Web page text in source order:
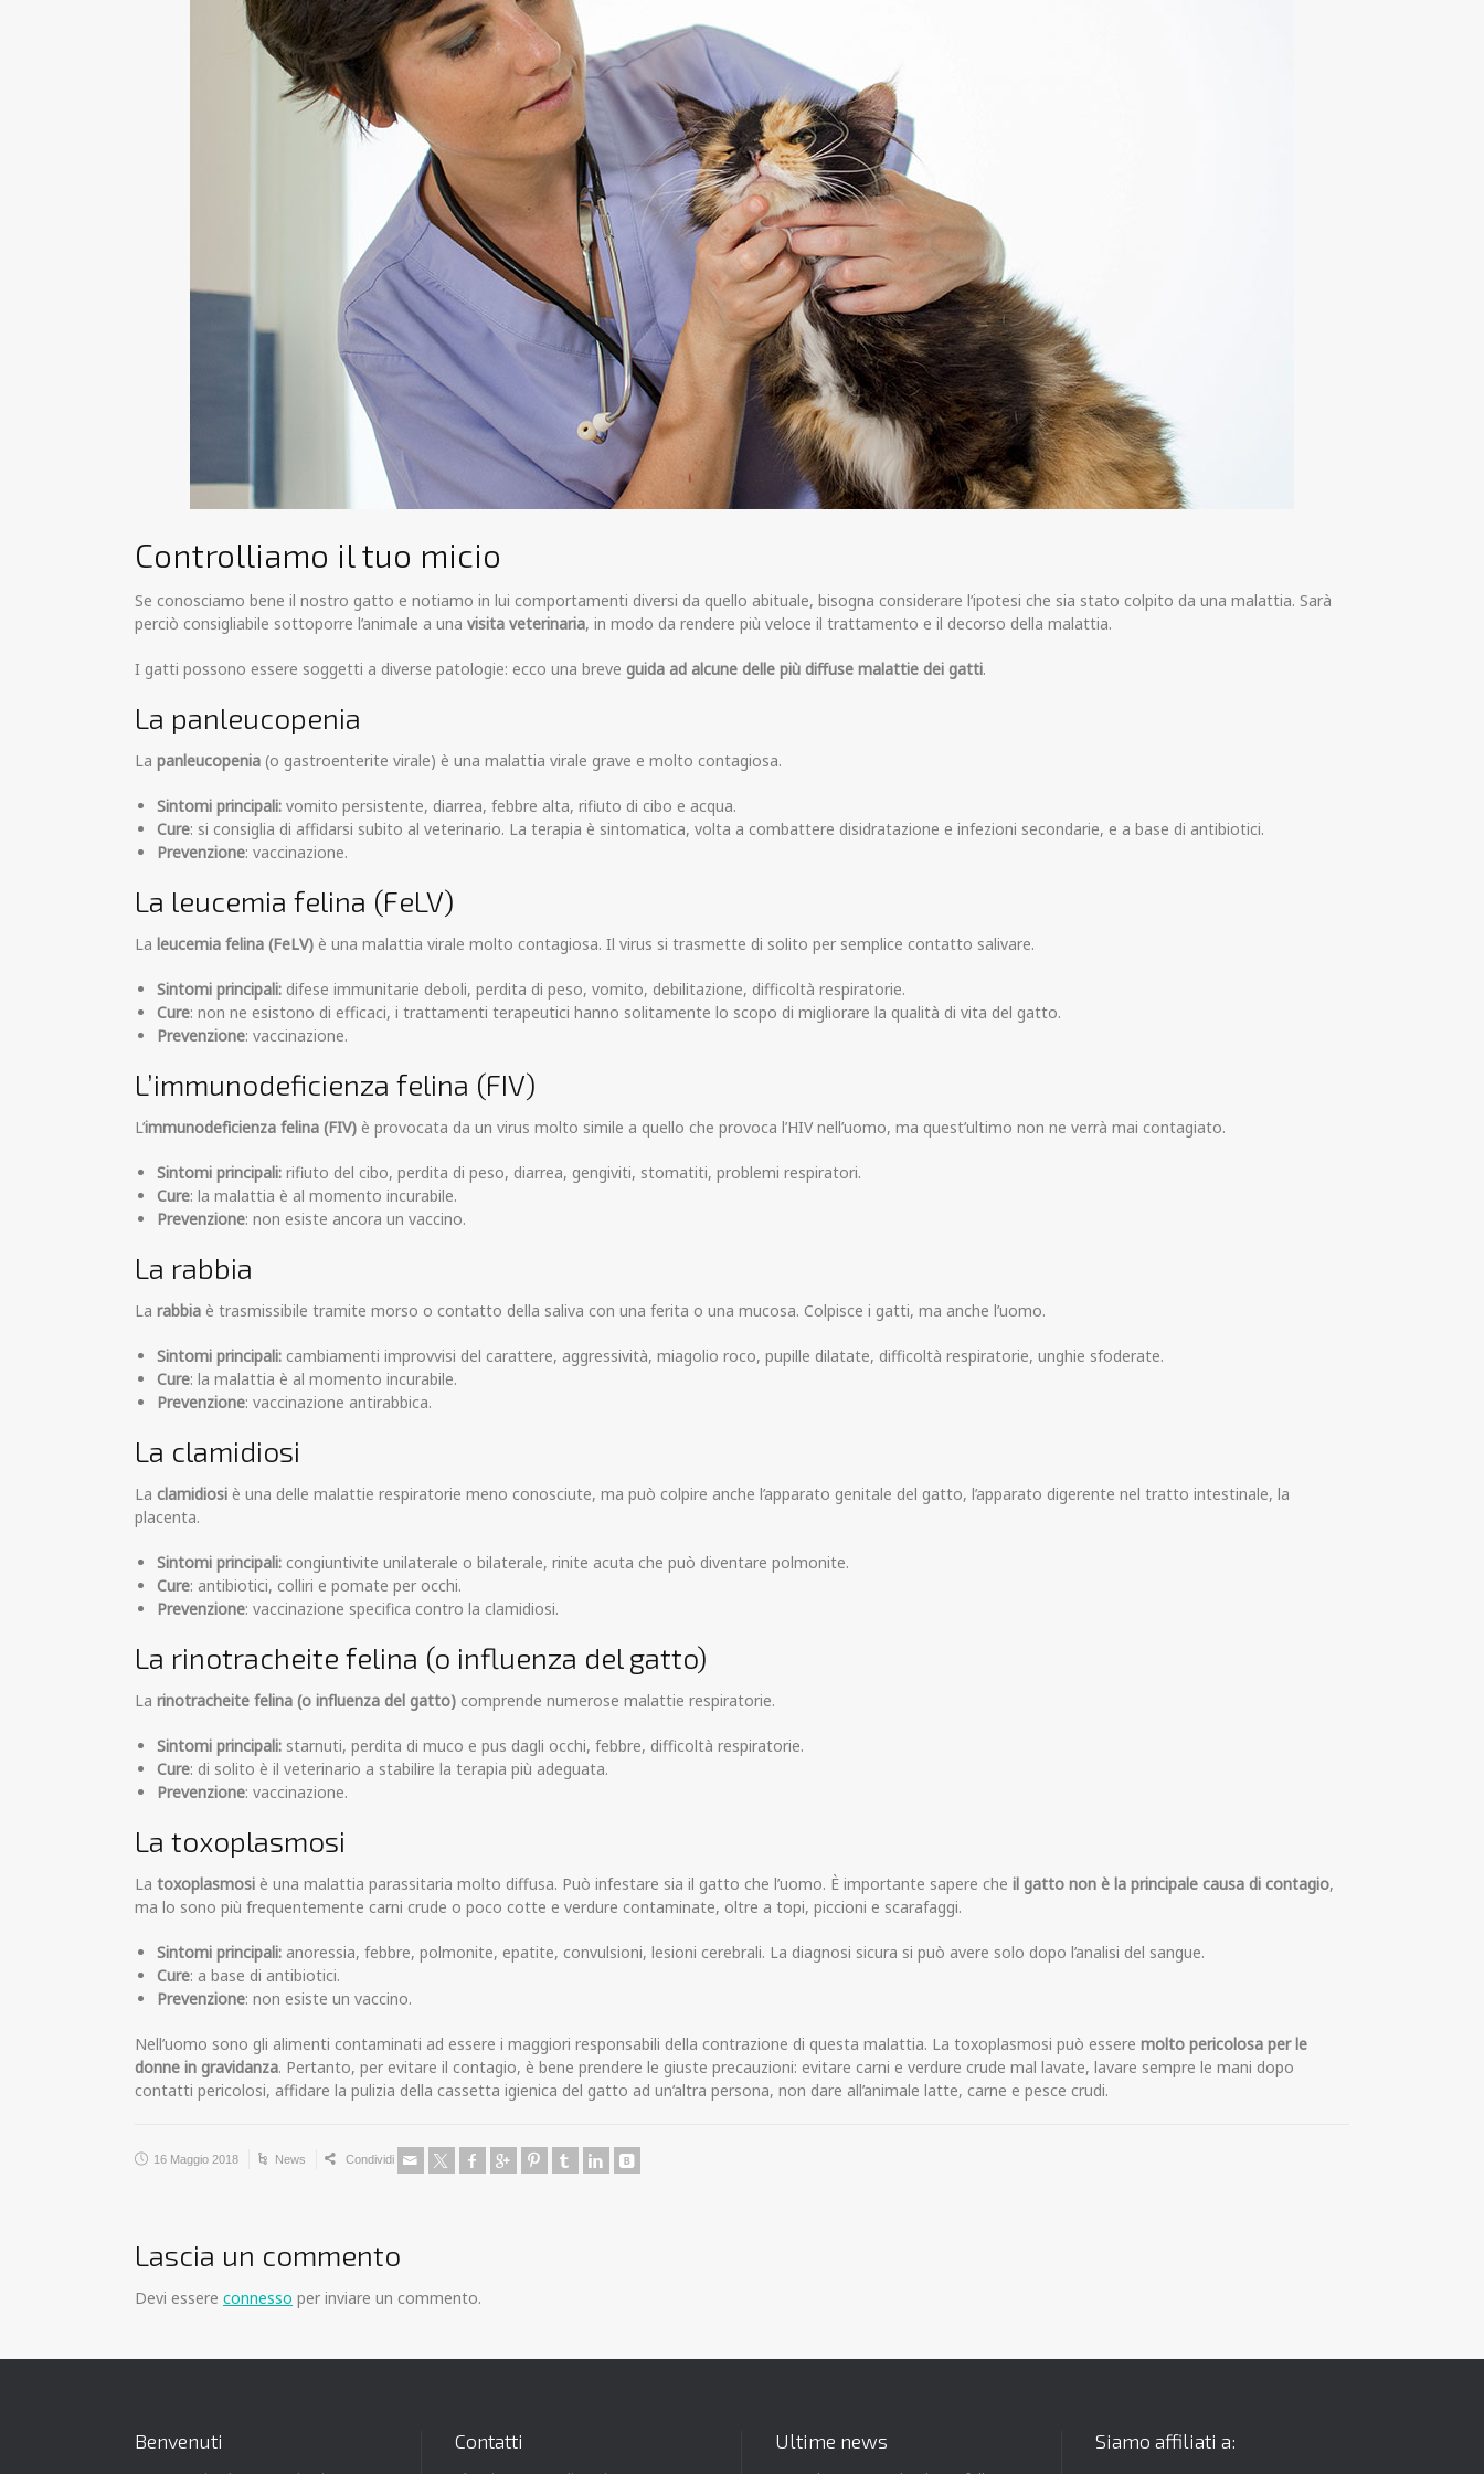
Controlliamo il tuo micio
Se conosciamo bene il nostro gatto e notiamo in lui comportamenti diversi da quello abituale, bisogna considerare l’ipotesi che sia stato colpito da una malattia. Sarà
perciò consigliabile sottoporre l’animale a una visita veterinaria, in modo da rendere più veloce il trattamento e il decorso della malattia.
I gatti possono essere soggetti a diverse patologie: ecco una breve guida ad alcune delle più diffuse malattie dei gatti.
La panleucopenia
La panleucopenia (o gastroenterite virale) è una malattia virale grave e molto contagiosa.
Sintomi principali: vomito persistente, diarrea, febbre alta, rifiuto di cibo e acqua.
Cure: si consiglia di affidarsi subito al veterinario. La terapia è sintomatica, volta a combattere disidratazione e infezioni secondarie, e a base di antibiotici.
Prevenzione: vaccinazione.
La leucemia felina (FeLV)
La leucemia felina (FeLV) è una malattia virale molto contagiosa. Il virus si trasmette di solito per semplice contatto salivare.
Sintomi principali: difese immunitarie deboli, perdita di peso, vomito, debilitazione, difficoltà respiratorie.
Cure: non ne esistono di efficaci, i trattamenti terapeutici hanno solitamente lo scopo di migliorare la qualità di vita del gatto.
Prevenzione: vaccinazione.
L’immunodeficienza felina (FIV)
L’immunodeficienza felina (FIV) è provocata da un virus molto simile a quello che provoca l’HIV nell’uomo, ma quest’ultimo non ne verrà mai contagiato.
Sintomi principali: rifiuto del cibo, perdita di peso, diarrea, gengiviti, stomatiti, problemi respiratori.
Cure: la malattia è al momento incurabile.
Prevenzione: non esiste ancora un vaccino.
La rabbia
La rabbia è trasmissibile tramite morso o contatto della saliva con una ferita o una mucosa. Colpisce i gatti, ma anche l’uomo.
Sintomi principali: cambiamenti improvvisi del carattere, aggressività, miagolio roco, pupille dilatate, difficoltà respiratorie, unghie sfoderate.
Cure: la malattia è al momento incurabile.
Prevenzione: vaccinazione antirabbica.
La clamidiosi
La clamidiosi è una delle malattie respiratorie meno conosciute, ma può colpire anche l’apparato genitale del gatto, l’apparato digerente nel tratto intestinale, la
placenta.
Sintomi principali: congiuntivite unilaterale o bilaterale, rinite acuta che può diventare polmonite.
Cure: antibiotici, colliri e pomate per occhi.
Prevenzione: vaccinazione specifica contro la clamidiosi.
La rinotracheite felina (o influenza del gatto)
La rinotracheite felina (o influenza del gatto) comprende numerose malattie respiratorie.
Sintomi principali: starnuti, perdita di muco e pus dagli occhi, febbre, difficoltà respiratorie.
Cure: di solito è il veterinario a stabilire la terapia più adeguata.
Prevenzione: vaccinazione.
La toxoplasmosi
La toxoplasmosi è una malattia parassitaria molto diffusa. Può infestare sia il gatto che l’uomo. È importante sapere che il gatto non è la principale causa di contagio,
ma lo sono più frequentemente carni crude o poco cotte e verdure contaminate, oltre a topi, piccioni e scarafaggi.
Sintomi principali: anoressia, febbre, polmonite, epatite, convulsioni, lesioni cerebrali. La diagnosi sicura si può avere solo dopo l’analisi del sangue.
Cure: a base di antibiotici.
Prevenzione: non esiste un vaccino.
Nell’uomo sono gli alimenti contaminati ad essere i maggiori responsabili della contrazione di questa malattia. La toxoplasmosi può essere molto pericolosa per le
donne in gravidanza. Pertanto, per evitare il contagio, è bene prendere le giuste precauzioni: evitare carni e verdure crude mal lavate, lavare sempre le mani dopo
contatti pericolosi, affidare la pulizia della cassetta igienica del gatto ad un’altra persona, non dare all’animale latte, carne e pesce crudi.
16 Maggio 2018 News Condividi
Lascia un commento
Devi essere connesso per inviare un commento.
Benvenuti Contatti Ultime news Siamo affiliati a: